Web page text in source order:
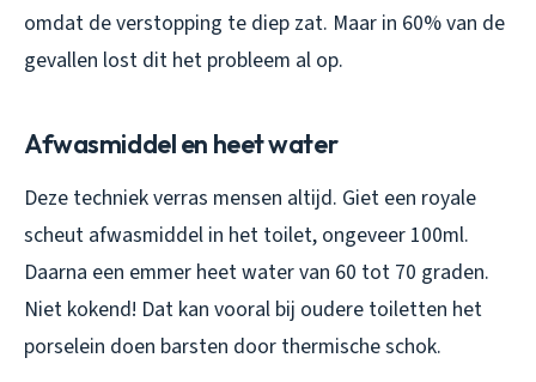
omdat de verstopping te diep zat. Maar in 60% van de
gevallen lost dit het probleem al op.
Afwasmiddel en heet water
Deze techniek verras mensen altijd. Giet een royale
scheut afwasmiddel in het toilet, ongeveer 100ml.
Daarna een emmer heet water van 60 tot 70 graden.
Niet kokend! Dat kan vooral bij oudere toiletten het
porselein doen barsten door thermische schok.